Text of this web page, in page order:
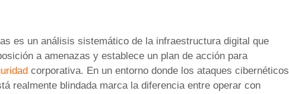
es un análisis sistemático de la infraestructura digital que
a amenazas y establece un plan de acción para
corporativa. En un entorno donde los ataques cibernéticos
realmente blindada marca la diferencia entre operar con